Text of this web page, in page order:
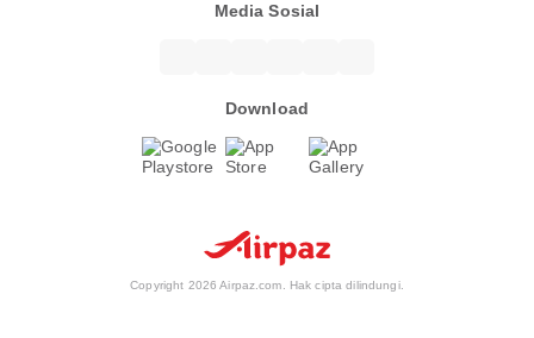
Media Sosial
Download
Copyright 2026 Airpaz.com. Hak cipta dilindungi.